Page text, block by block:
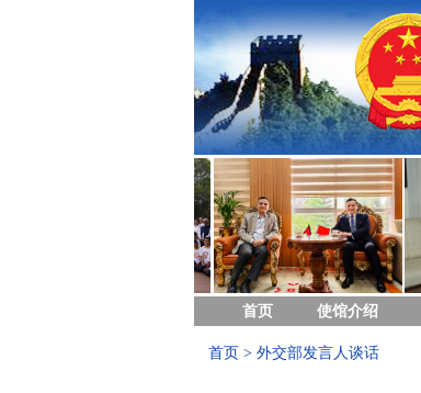
首页 使馆介绍
首页 > 外交部发言人谈话